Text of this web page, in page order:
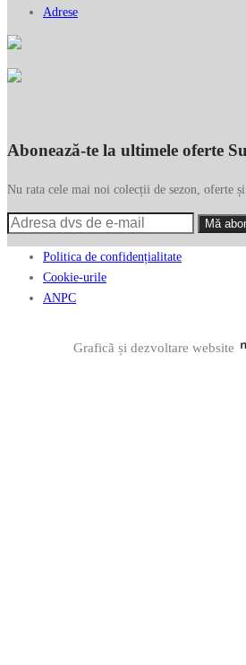
Adrese
Abonează-te la ultimele oferte
Nu rata cele mai noi colecții de sezon, oferte
Politica de confidențialitate
Cookie-urile
ANPC
Graficã și dezvoltare website